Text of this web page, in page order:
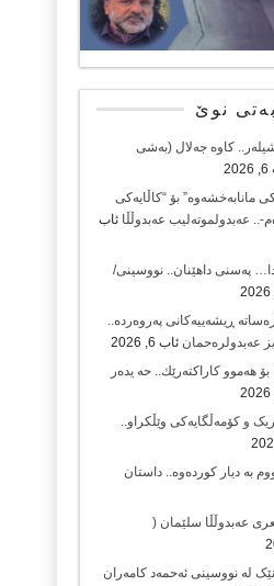
نوێ
کاوە جەلال (بەشی
مانابەخشەوە” بۆ “کاڵایەکی
.. عەبدولموتەلیب عەبدوڵڵا ئاب
پەسنی داهێنان.. نووسینی/
ڕیشەییەکانی پەروەردە..
عەبدولرەحمان ئاب 6, 2026
بۆ هەموو كاراكتەرێك.. حه یدەر
و کۆمەڵگایەکی وێڵکراو..
بە دیار کوردەوە.. داستان
عەبدوڵڵا سلێمان (
لە نووسینی ئەحمەد کامەران